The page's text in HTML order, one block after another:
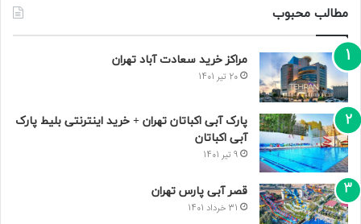
مطالب محبوب
مراکز خرید سعادت‌ آباد تهران
20 تیر 1401
پارک آبی اکباتان تهران + خرید اینترنتی بلیط پارک
آبی اکباتان
9 تیر 1401
قصر آبی پارس تهران
31 خرداد 1401